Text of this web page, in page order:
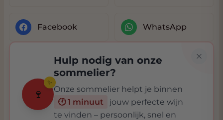
Facebook WhatsApp
🍷
✨
Hulp nodig van onze
sommelier?
Onze sommelier helpt je binnen
🕐 1 minuut
jouw perfecte wijn
te vinden – persoonlijk, snel en